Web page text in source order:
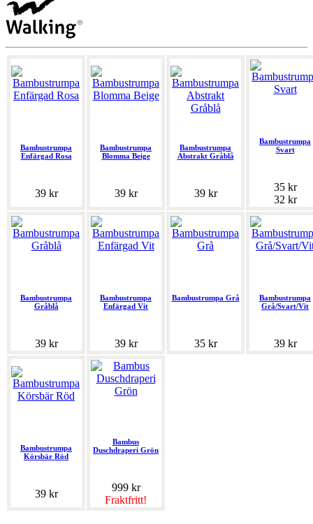
Bambustrumpa
Enfärgad Rosa
39 kr
Bambustrumpa
Blomma Beige
39 kr
Bambustrumpa
Abstrakt Gråblå
39 kr
Bambustrumpa
Svart
35 kr
32 kr
Bambustrumpa
Gråblå
39 kr
Bambustrumpa
Enfärgad Vit
39 kr
Bambustrumpa Grå
35 kr
Bambustrumpa
Grå/Svart/Vit
39 kr
Bambustrumpa
Körsbär Röd
39 kr
Bambus
Duschdraperi Grön
999 kr
Fraktfritt!